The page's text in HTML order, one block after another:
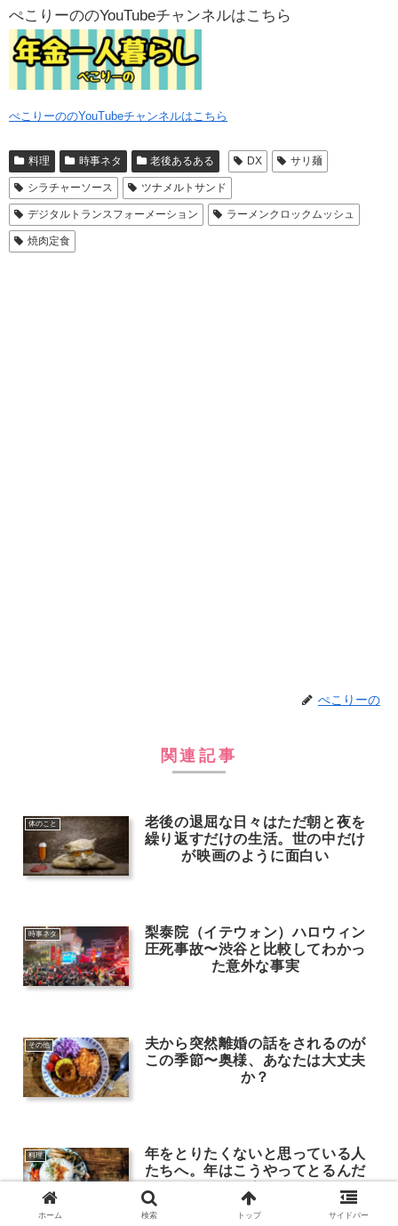
ぺこりーののYouTubeチャンネルはこちら
ぺこりーののYouTubeチャンネルはこちら
料理 時事ネタ 老後あるある DX サリ麺
シラチャーソース ツナメルトサンド
デジタルトランスフォーメーション ラーメンクロックムッシュ
焼肉定食
ぺこりーの
関連記事
体のこと
老後の退屈な日々はただ朝と夜を
繰り返すだけの生活。世の中だけ
が映画のように面白い
時事ネタ
梨泰院（イテウォン）ハロウィン
圧死事故〜渋谷と比較してわかっ
た意外な事実
その他
夫から突然離婚の話をされるのが
この季節〜奥様、あなたは大丈夫
か？
料理
年をとりたくないと思っている人
たちへ。年はこうやってとるんだ
ホーム 検索 トップ サイドバー